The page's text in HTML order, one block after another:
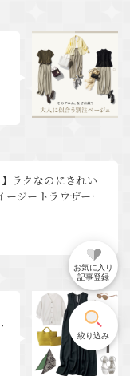
ラクなのにきれい
ジートラウザー
お気に入り
記事登録
絞り込み